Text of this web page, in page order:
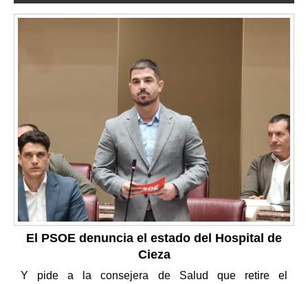
El PSOE denuncia el estado del Hospital de
Cieza
Y pide a la consejera de Salud que retire el